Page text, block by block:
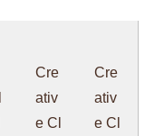
Cre
ativ
e Cl
Cre
ativ
e Cl